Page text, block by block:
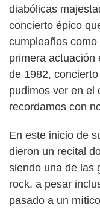
diabólicas
concierto épico
cumpleaños
primera actuación
de 1982,
pudimos ver en el
recordamos con
En este inicio de
dieron un recital
siendo una de las
rock, a pesar
pasado a un